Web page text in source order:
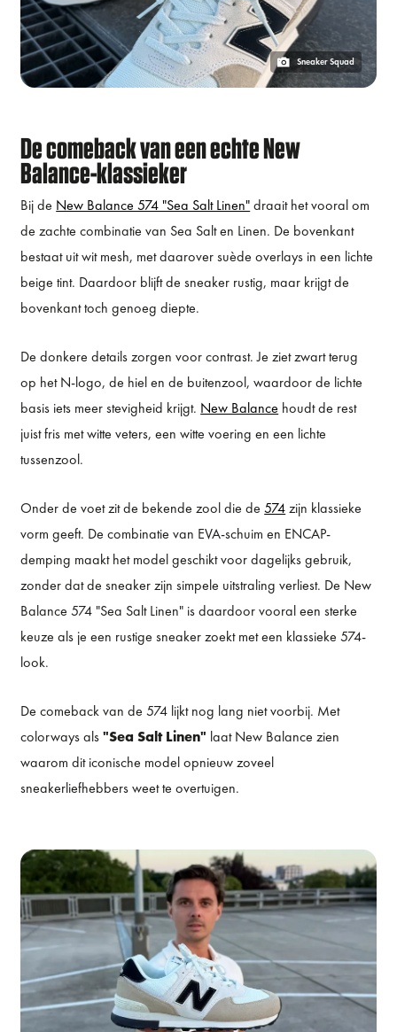
Sneaker Squad
De comeback van een echte New
Balance-klassieker
Bij de New Balance 574 "Sea Salt Linen"draait het vooral om
de zachte combinatie van Sea Salt en Linen. De bovenkant
bestaat uit wit mesh, met daarover suède overlays in een lichte
beige tint. Daardoor blijft de sneaker rustig, maar krijgt de
bovenkant toch genoeg diepte.
De donkere details zorgen voor contrast. Je ziet zwart terug
op het N-logo, de hiel en de buitenzool, waardoor de lichte
basis iets meer stevigheid krijgt. New Balance houdt de rest
juist fris met witte veters, een witte voering en een lichte
tussenzool.
Onder de voet zit de bekende zool die de574zijn klassieke
vorm geeft. De combinatie van EVA-schuim en ENCAP-
demping maakt het model geschikt voor dagelijks gebruik,
zonder dat de sneaker zijn simpele uitstraling verliest. De New
Balance 574 "Sea Salt Linen" is daardoor vooral een sterke
keuze als je een rustige sneaker zoekt met een klassieke 574-
look.
De comeback van de 574 lijkt nog lang niet voorbij. Met
colorways als"Sea Salt Linen" laat New Balance zien
waarom dit iconische model opnieuw zoveel
sneakerliefhebbers weet te overtuigen.